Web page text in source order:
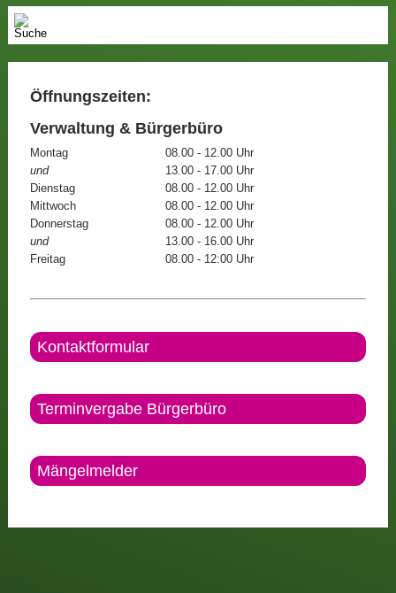
Öffnungszeiten:
Verwaltung & Bürgerbüro
Montag
08.00 - 12.00 Uhr
und
13.00 - 17.00 Uhr
Dienstag
08.00 - 12.00 Uhr
Mittwoch
08.00 - 12.00 Uhr
Donnerstag
08.00 - 12.00 Uhr
und
13.00 - 16.00 Uhr
Freitag
08.00 - 12:00 Uhr
Kontaktformular
Terminvergabe Bürgerbüro
Mängelmelder